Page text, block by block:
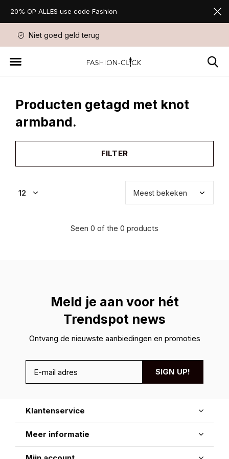
Niet goed geld terug
20% OP ALLES use code Fashion
Producten getagd met knot
armband.
FILTER
Seen 0 of the 0 products
Meld je aan voor hét
Trendspot news
Ontvang de nieuwste aanbiedingen en promoties
SIGN UP!
Klantenservice
Meer informatie